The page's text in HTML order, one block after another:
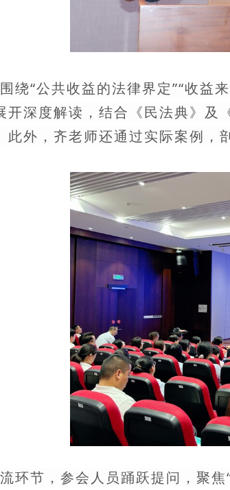
绕“公共收益的法律界定”“收益
开深度解读，结合《民法典》及
此外，齐老师还通过实际案例，
环节，参会人员踊跃提问，聚